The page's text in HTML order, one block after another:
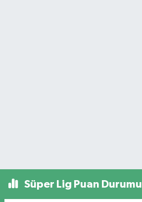
Süper Lig Puan Durumu